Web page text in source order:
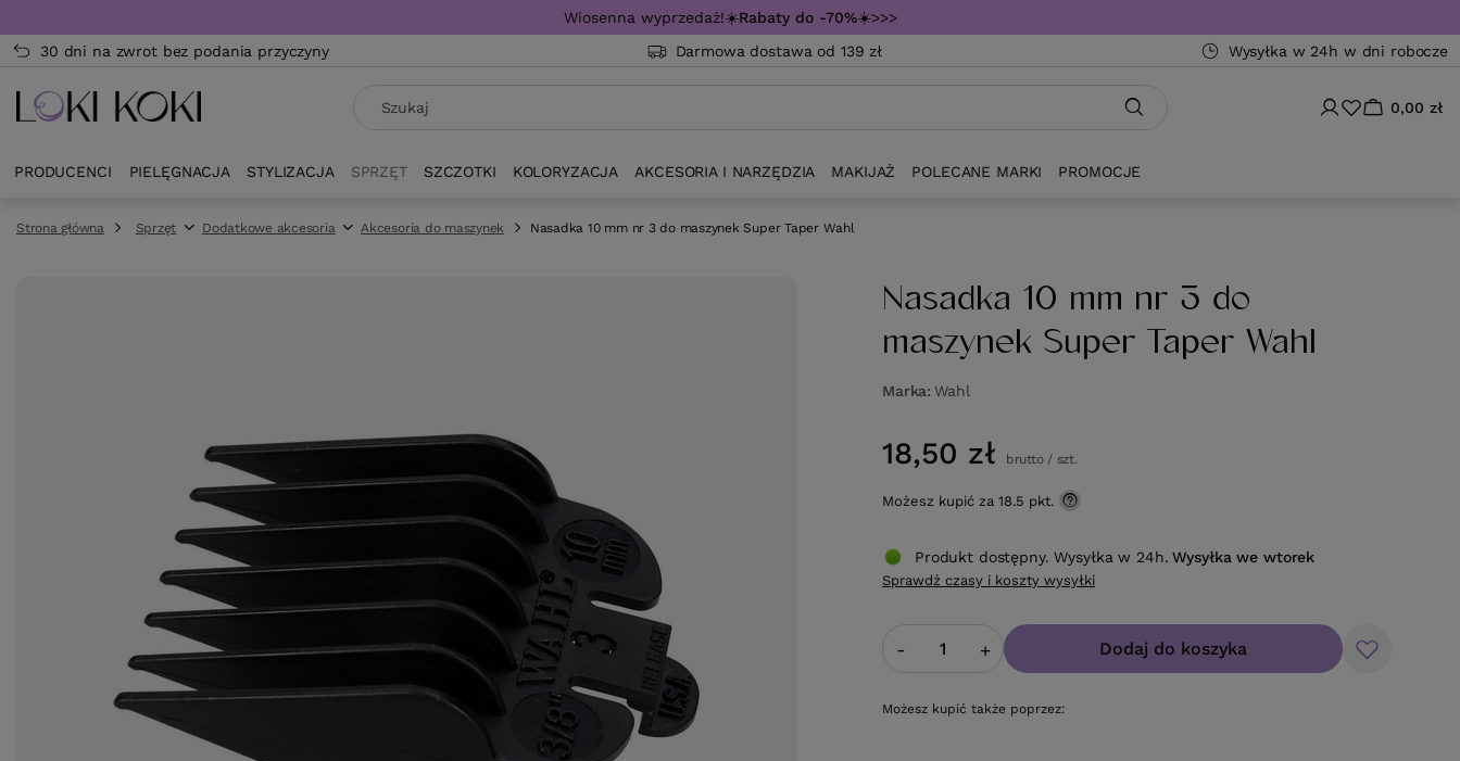
Wiosenna wyprzedaż!☀️Rabaty do -70%☀️>>>
30 dni na zwrot bez podania przyczyny
Darmowa dostawa od 139 zł Wysyłka w 24h w dni robocze
0,00 zł
PRODUCENCI PIELĘGNACJA STYLIZACJA SPRZĘT SZCZOTKI KOLORYZACJA AKCESORIA I NARZĘDZIA MAKIJAŻ POLECANE MARKI PROMOCJE
Strona główna Sprzęt Dodatkowe akcesoria Akcesoria do maszynek Nasadka 10 mm nr 3 do maszynek Super Taper Wahl
Nasadka 10 mm nr 3 do
maszynek Super Taper Wahl
Marka Wahl
18,50 zł brutto/ szt.
Możesz kupić za 18.5 pkt.
- + Dodaj do koszyka
Możesz kupić także poprzez:
Produkt dostępny. Wysyłka w 24h. Wysyłkawe wtorek
Sprawdź czasy i koszty wysyłki